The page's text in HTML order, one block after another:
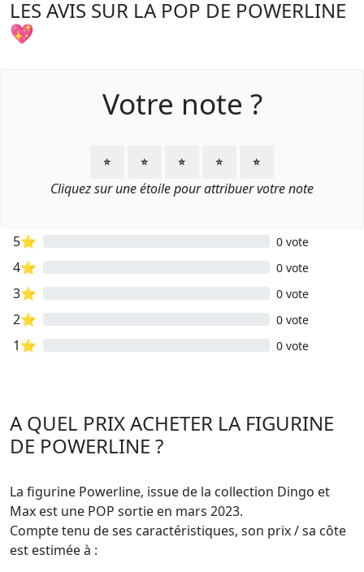
LES AVIS SUR LA POP DE POWERLINE
💖
Votre note ?
⭐ ⭐ ⭐ ⭐ ⭐
Cliquez sur une étoile pour attribuer votre note
5⭐ 0 vote
4⭐ 0 vote
3⭐ 0 vote
2⭐ 0 vote
1⭐ 0 vote
A QUEL PRIX ACHETER LA FIGURINE
DE POWERLINE ?
La figurine Powerline, issue de la collection Dingo et
Max est une POP sortie en mars 2023.
Compte tenu de ses caractéristiques, son prix / sa côte
est estimée à :